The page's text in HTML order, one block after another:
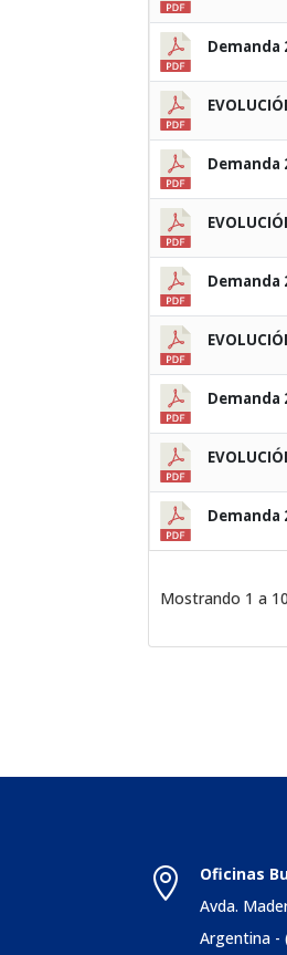
Demanda
Demanda
Demanda
Demanda
Demanda
Mostrando 1 a

Oficinas
Avda.
Argentina -